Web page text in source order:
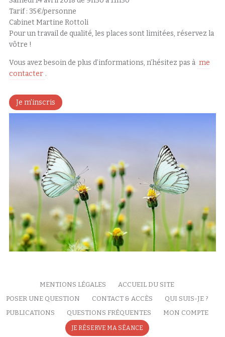
Tarif : 35€/personne
Cabinet Martine Rottoli
Pour un travail de qualité, les places sont limitées, réservez la
vôtre !
Vous avez besoin de plus d’informations, n’hésitez pas à me
contacter .
Je m'inscris
MENTIONS LÉGALES
ACCUEIL DU SITE
POSER UNE QUESTION
CONTACT & ACCÈS
QUI SUIS-JE ?
PUBLICATIONS
QUESTIONS FRÉQUENTES MON COMPTE
JE RÉSERVE MA SÉANCE